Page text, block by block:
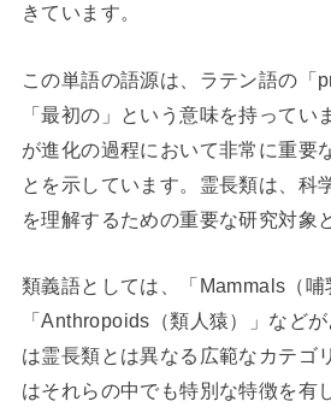
きています。
この単語の語源は、ラテン語の「
「最初の」という意味を持ってい
が進化の過程において非常に重要
とを示しています。霊長類は、科
を理解するための重要な研究対象
類義語としては、「Mammals（哺
「Anthropoids（類人猿）」など
は霊長類とは異なる広範なカテゴ
はそれらの中でも特別な特徴を有